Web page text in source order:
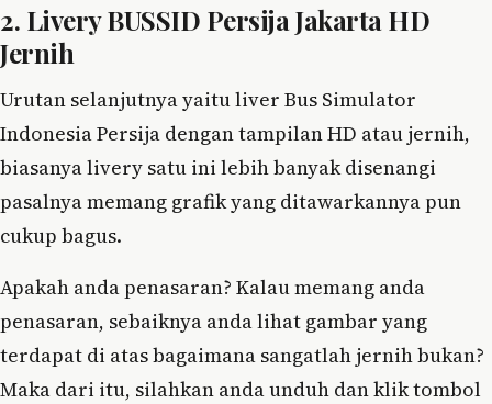
2. Livery BUSSID Persija Jakarta HD
Jernih
Urutan selanjutnya yaitu liver Bus Simulator
Indonesia Persija dengan tampilan HD atau jernih,
biasanya livery satu ini lebih banyak disenangi
pasalnya memang grafik yang ditawarkannya pun
cukup bagus.
Apakah anda penasaran? Kalau memang anda
penasaran, sebaiknya anda lihat gambar yang
terdapat di atas bagaimana sangatlah jernih bukan?
Maka dari itu, silahkan anda unduh dan klik tombol